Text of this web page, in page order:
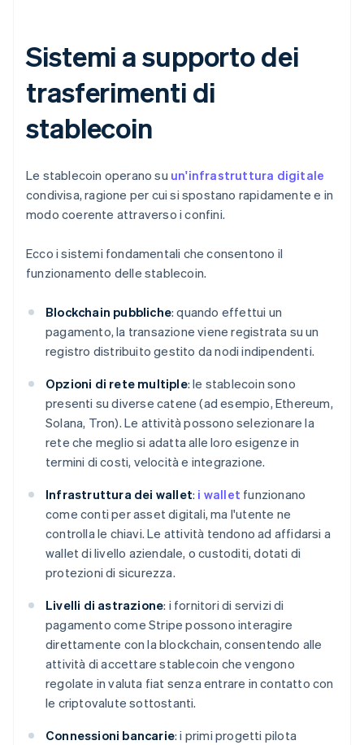
Sistemi a supporto dei
trasferimenti di
stablecoin
Le stablecoin operano su un'infrastruttura digitale
condivisa, ragione per cui si spostano rapidamente e in
modo coerente attraverso i confini.
Ecco i sistemi fondamentali che consentono il
funzionamento delle stablecoin.
Blockchain pubbliche: quando effettui un
pagamento, la transazione viene registrata su un
registro distribuito gestito da nodi indipendenti.
Opzioni di rete multiple: le stablecoin sono
presenti su diverse catene (ad esempio, Ethereum,
Solana, Tron). Le attività possono selezionare la
rete che meglio si adatta alle loro esigenze in
termini di costi, velocità e integrazione.
Infrastruttura dei wallet: i wallet funzionano
come conti per asset digitali, ma l'utente ne
controlla le chiavi. Le attività tendono ad affidarsi a
wallet di livello aziendale, o custoditi, dotati di
protezioni di sicurezza.
Livelli di astrazione: i fornitori di servizi di
pagamento come Stripe possono interagire
direttamente con la blockchain, consentendo alle
attività di accettare stablecoin che vengono
regolate in valuta fiat senza entrare in contatto con
le criptovalute sottostanti.
Connessioni bancarie: i primi progetti pilota